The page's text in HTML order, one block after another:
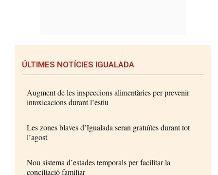
ÚLTIMES NOTÍCIES IGUALADA
Augment de les inspeccions alimentàries per prevenir
intoxicacions durant l’estiu
Les zones blaves d’Igualada seran gratuïtes durant tot
l’agost
Nou sistema d’estades temporals per facilitar la
conciliació familiar